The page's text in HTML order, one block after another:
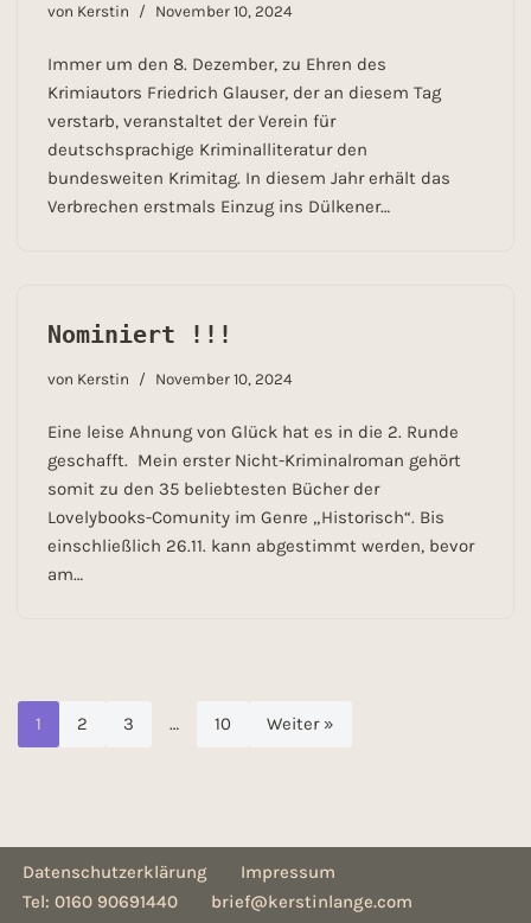
von Kerstin November 10, 2024
Immer um den 8. Dezember, zu Ehren des
Krimiautors Friedrich Glauser, der an diesem Tag
verstarb, veranstaltet der Verein für
deutschsprachige Kriminalliteratur den
bundesweiten Krimitag. In diesem Jahr erhält das
Verbrechen erstmals Einzug ins Dülkener…
Nominiert !!!
von Kerstin November 10, 2024
Eine leise Ahnung von Glück hat es in die 2. Runde
geschafft. Mein erster Nicht-Kriminalroman gehört
somit zu den 35 beliebtesten Bücher der
Lovelybooks-Comunity im Genre „Historisch“. Bis
einschließlich 26.11. kann abgestimmt werden, bevor
am…
1 2 3 … 10 Weiter »
Datenschutzerklärung
Impressum
Tel: 0160 90691440
brief@kerstinlange.com